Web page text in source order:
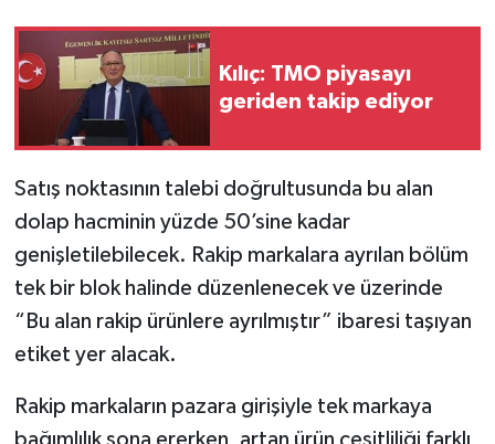
Kılıç: TMO piyasayı
geriden takip ediyor
Satış noktasının talebi doğrultusunda bu alan
dolap hacminin yüzde 50’sine kadar
genişletilebilecek. Rakip markalara ayrılan bölüm
tek bir blok halinde düzenlenecek ve üzerinde
“Bu alan rakip ürünlere ayrılmıştır” ibaresi taşıyan
etiket yer alacak.
Rakip markaların pazara girişiyle tek markaya
bağımlılık sona ererken, artan ürün çeşitliliği farklı